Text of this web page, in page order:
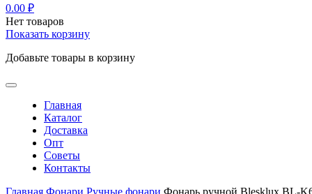
0.00 ₽
Нет товаров
Показать корзину
Добавьте товары в корзину
Главная
Каталог
Доставка
Опт
Советы
Контакты
Главная Фонари Ручные фонари Фонарь ручной Blesklux BL-